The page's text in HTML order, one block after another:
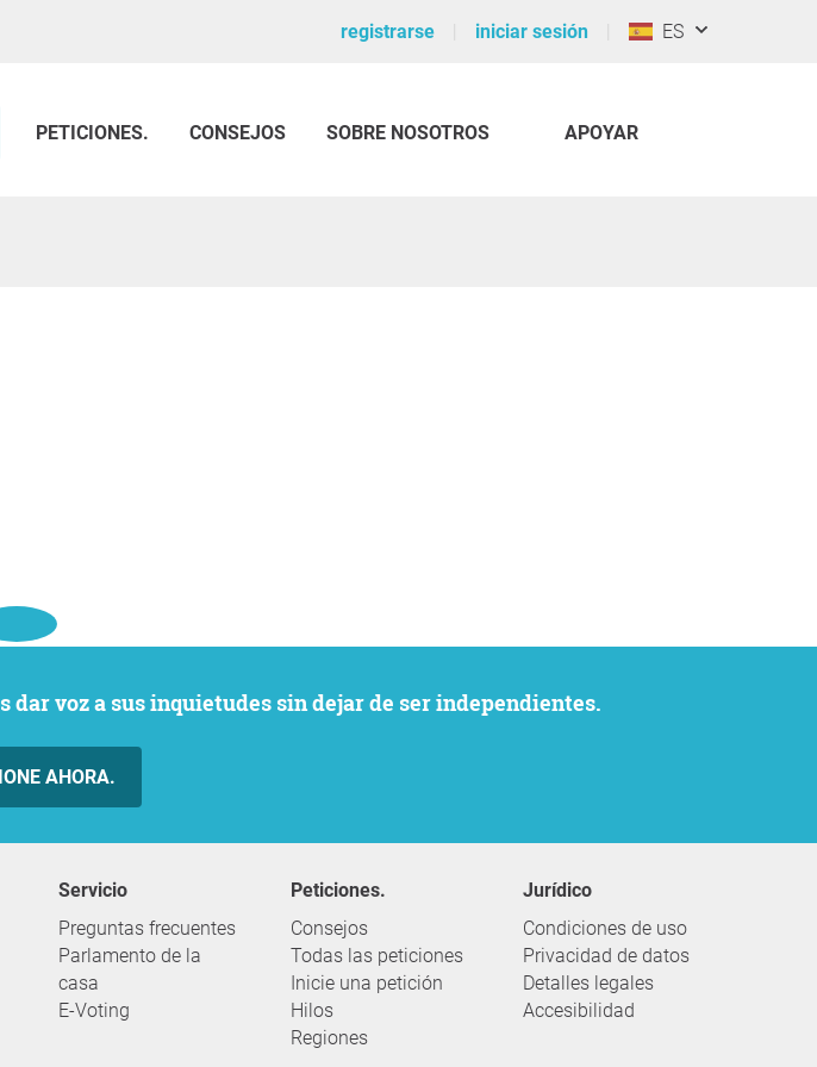
registrarse iniciar sesión ES
PETICIONES. CONSEJOS SOBRE NOSOTROS APOYAR
dar voz a sus inquietudes sin dejar de ser independientes.
AHORA.
servicio
Preguntas frecuentes
Parlamento de la
casa
E-Voting
Peticiones.
Consejos
Todas las peticiones
Inicie una petición
Hilos
Regiones
Jurídico
Condiciones de uso
Privacidad de datos
Detalles legales
Accesibilidad